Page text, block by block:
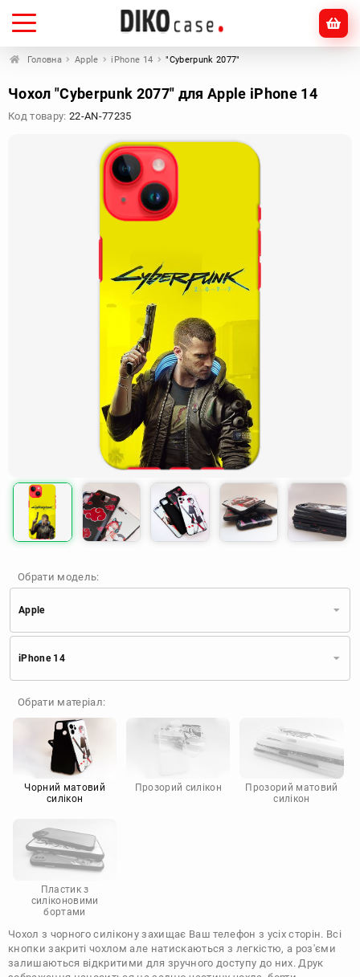
Головна Apple iPhone 14 "Cyberpunk 2077"
Чохол "Cyberpunk 2077" для Apple iPhone 14
Код товару: 22-AN-77235
Обрати модель:
Apple
Apple
Huawei
TECNO
Google
Doogee
Infinix
Sony
Motorola
iPhone 14
Обрати матеріал:
Чорний матовий
силікон
Прозорий силікон
Прозорий матовий
силікон
Пластик з
силіконовими
бортами
Чохол з чорного силікону захищає Ваш телефон з усіх сторін. Всі
кнопки закриті чохлом але натискаються з легкістю, а роз'єми
залишаються відкритими для зручного доступу до них. Друк